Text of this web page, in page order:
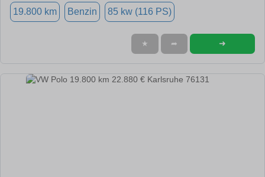
19.800 km Benzin 85 kw (116 PS)
★ ➦ ➜